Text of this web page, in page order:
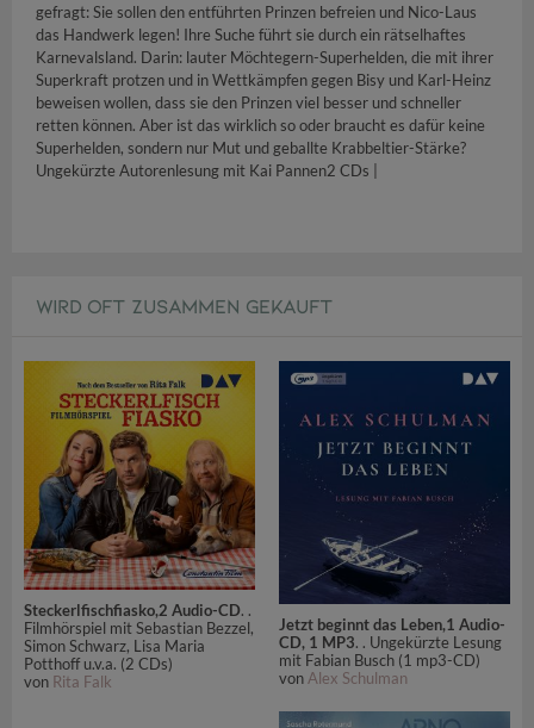
gefragt: Sie sollen den entführten Prinzen befreien und Nico-Laus
das Handwerk legen! Ihre Suche führt sie durch ein rätselhaftes
Karnevalsland. Darin: lauter Möchtegern-Superhelden, die mit ihrer
Superkraft protzen und in Wettkämpfen gegen Bisy und Karl-Heinz
beweisen wollen, dass sie den Prinzen viel besser und schneller
retten können. Aber ist das wirklich so oder braucht es dafür keine
Superhelden, sondern nur Mut und geballte Krabbeltier-Stärke?
Ungekürzte Autorenlesung mit Kai Pannen2 CDs |
WIRD OFT ZUSAMMEN GEKAUFT
Steckerlfischfiasko,2 Audio-CD. .
Filmhörspiel mit Sebastian Bezzel,
Simon Schwarz, Lisa Maria
Potthoff u.v.a. (2 CDs)
von Rita Falk
Jetzt beginnt das Leben,1 Audio-
CD, 1 MP3. . Ungekürzte Lesung
mit Fabian Busch (1 mp3-CD)
von Alex Schulman